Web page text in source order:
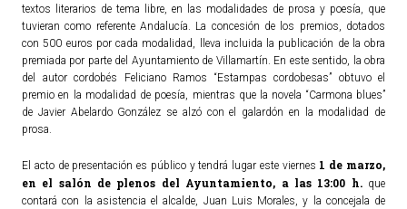
textos literarios de tema libre, en las modalidades de prosa y poesía, que
tuvieran como referente Andalucía. La concesión de los premios, dotados
con 500 euros por cada modalidad, lleva incluida la publicación de la obra
premiada por parte del Ayuntamiento de Villamartín. En este sentido, la obra
del autor cordobés Feliciano Ramos “Estampas cordobesas” obtuvo el
premio en la modalidad de poesía, mientras que la novela “Carmona blues”
de Javier Abelardo González se alzó con el galardón en la modalidad de
prosa.
El acto de presentación es público y tendrá lugar este viernes 1 de marzo,
en el salón de plenos del Ayuntamiento, a las 13:00 h.que
contará con la asistencia el alcalde, Juan Luis Morales, y la concejala de